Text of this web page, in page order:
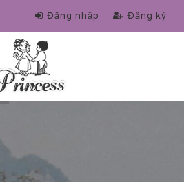
Đăng nhập Đăng ký